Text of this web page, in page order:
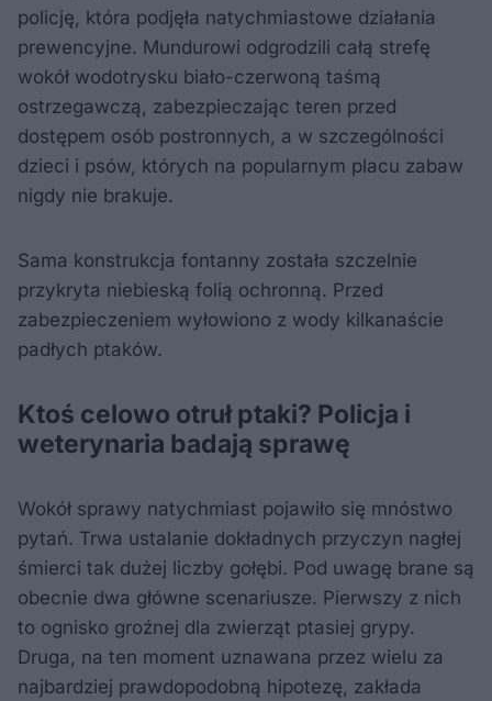
policję, która podjęła natychmiastowe działania
prewencyjne. Mundurowi odgrodzili całą strefę
wokół wodotrysku biało-czerwoną taśmą
ostrzegawczą, zabezpieczając teren przed
dostępem osób postronnych, a w szczególności
dzieci i psów, których na popularnym placu zabaw
nigdy nie brakuje.
Sama konstrukcja fontanny została szczelnie
przykryta niebieską folią ochronną. Przed
zabezpieczeniem wyłowiono z wody kilkanaście
padłych ptaków.
Ktoś celowo otruł ptaki? Policja i
weterynaria badają sprawę
Wokół sprawy natychmiast pojawiło się mnóstwo
pytań. Trwa ustalanie dokładnych przyczyn nagłej
śmierci tak dużej liczby gołębi. Pod uwagę brane są
obecnie dwa główne scenariusze. Pierwszy z nich
to ognisko groźnej dla zwierząt ptasiej grypy.
Druga, na ten moment uznawana przez wielu za
najbardziej prawdopodobną hipotezę, zakłada